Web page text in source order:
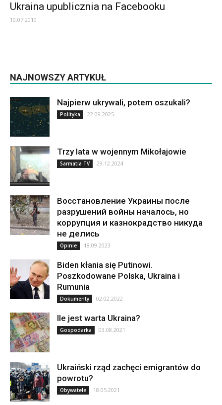
Ukraina upublicznia na Facebooku
10.07.2010
NAJNOWSZY ARTYKUŁ
Najpierw ukrywali, potem oszukali?
Polityka 22.09.2025
Trzy lata w wojennym Mikołajowie
Sarmatia TV 29.12.2024
Восстановление Украины после
разрушений войны началось, но
коррупция и казнокрадство никуда
не делись
Opinie 18.09.2023
Biden kłania się Putinowi.
Poszkodowane Polska, Ukraina i
Rumunia
Dokumenty 02.02.2022
Ile jest warta Ukraina?
Gospodarka 03.08.2021
Ukraiński rząd zachęci emigrantów do
powrotu?
Obywatele 18.05.2021